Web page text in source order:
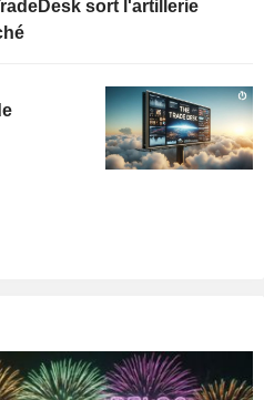
sort l'artillerie